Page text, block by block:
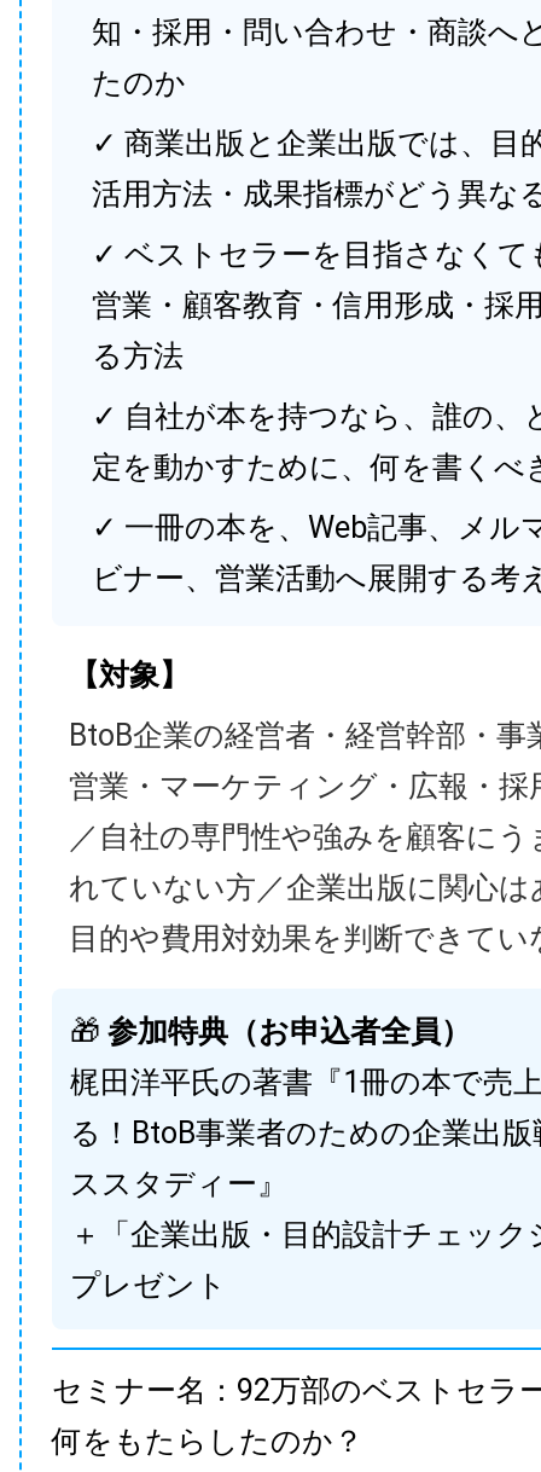
知・採用・問い合わせ・商談へ
たのか
✓ 商業出版と企業出版では、目
活用方法・成果指標がどう異な
✓ ベストセラーを目指さなくて
営業・顧客教育・信用形成・採
る方法
✓ 自社が本を持つなら、誰の、
定を動かすために、何を書くべ
✓ 一冊の本を、Web記事、メル
ビナー、営業活動へ展開する考
【対象】
BtoB企業の経営者・経営幹部・事
営業・マーケティング・広報・採
／自社の専門性や強みを顧客に
れていない方／企業出版に関心
目的や費用対効果を判断できてい
🎁 参加特典（お申込者全員）
梶田洋平氏の著書『1冊の本で売
る！BtoB事業者のための企業出
ススタディー』
＋「企業出版・目的設計チェック
プレゼント
セミナー名：92万部のベストセラ
何をもたらしたのか？